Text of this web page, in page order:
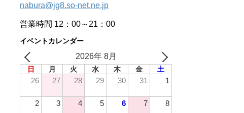
nabura@jg8.so-net.ne.jp
営業時間 12：00～21：00
イベントカレンダー
2026年 8月
日 月 火 水 木 金 土
26 27 28 29 30 31 1
2 3 4 5 6 7 8